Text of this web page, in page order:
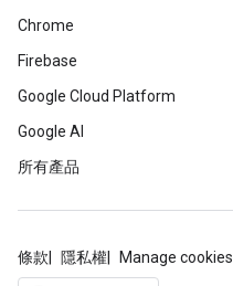
Chrome
Firebase
Google Cloud Platform
Google AI
所有產品
條款 隱私權 Manage cookies